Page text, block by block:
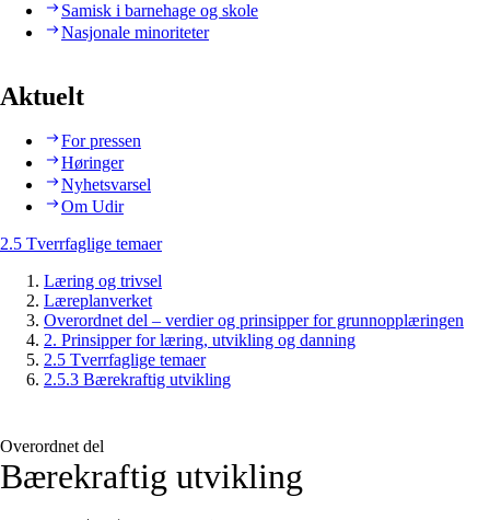
Samisk i barnehage og skole
Nasjonale minoriteter
Aktuelt
For pressen
Høringer
Nyhetsvarsel
Om Udir
2.5 Tverrfaglige temaer
Læring og trivsel
Læreplanverket
Overordnet del – verdier og prinsipper for grunnopplæringen
2. Prinsipper for læring, utvikling og danning
2.5 Tverrfaglige temaer
2.5.3 Bærekraftig utvikling
Overordnet del
Bærekraftig utvikling